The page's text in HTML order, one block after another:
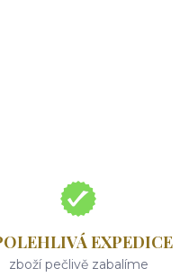
EXPEDICE
zboží pečlivě zabalíme